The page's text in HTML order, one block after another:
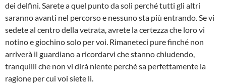
dei delfini. Sarete a quel punto da soli perché tutti gli altri
saranno avanti nel percorso e nessuno sta più entrando. Se vi
sedete al centro della vetrata, avrete la certezza che loro vi
notino e giochino solo per voi. Rimaneteci pure finché non
arriverà il guardiano a ricordarvi che stanno chiudendo,
tranquilli che non vi dirà niente perché sa perfettamente la
ragione per cui voi siete lì.